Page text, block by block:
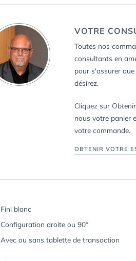
VOTRE
Toutes nos
consultants en
pour s'assurer
désirez.
Cliquez sur
nous votre panier
votre commande.
OBTENIR VOTRE
Fini blanc
Configuration droite ou 90°
Avec ou sans tablette de transaction